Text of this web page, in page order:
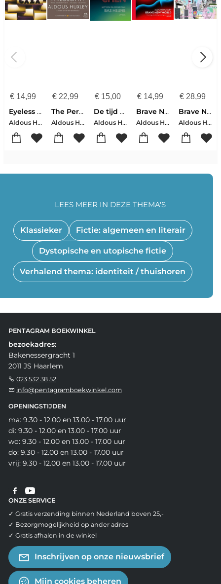
€14,99
Eyeless in Gaza
Aldous Huxley
€22,99
The Perennial Philosophy
Aldous Huxley
€ 15,00
De tijd van de oligarchen
Aldous Huxley-Bas Heijne
€ 14,99
Brave New World
Aldous Huxley
€ 28,99
Brave New World: A Graphic Novel
Aldous Huxley-Fred Fordham
Klassieker Fictie: algemeen en literair
Dystopische en utopische fictie
Verhalend thema: identiteit / thuishoren
LEES MEER IN DEZE THEMA'S
PENTAGRAM BOEKWINKEL
bezoekadres:
Bakenessergracht 1
2011 JS Haarlem
023 532 38 52
info@pentagramboekwinkel.com
OPENINGSTIJDEN
ma: 9.30 - 12.00 en 13.00 - 17.00 uur
di: 9.30 - 12.00 en 13.00 - 17.00 uur
wo: 9.30 - 12.00 en 13.00 - 17.00 uur
do: 9.30 - 12.00 en 13.00 - 17.00 uur
vrij: 9.30 - 12.00 en 13.00 - 17.00 uur
ONZE SERVICE
✓ Gratis verzending binnen Nederland boven 25,-
✓ Bezorgmogelijkheid op ander adres
✓ Gratis afhalen in de winkel
Inschrijven op onze nieuwsbrief
Mijn cookies beheren